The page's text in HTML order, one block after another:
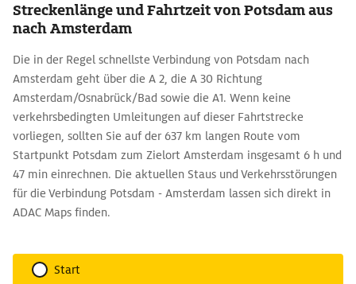
Streckenlänge und Fahrtzeit von Potsdam aus
nach Amsterdam
Die in der Regel schnellste Verbindung von Potsdam nach
Amsterdam geht über die A 2, die A 30 Richtung
Amsterdam/Osnabrück/Bad sowie die A1. Wenn keine
verkehrsbedingten Umleitungen auf dieser Fahrtstrecke
vorliegen, sollten Sie auf der 637 km langen Route vom
Startpunkt Potsdam zum Zielort Amsterdam insgesamt 6 h und
47 min einrechnen. Die aktuellen Staus und Verkehrsstörungen
für die Verbindung Potsdam - Amsterdam lassen sich direkt in
ADAC Maps finden.
Start